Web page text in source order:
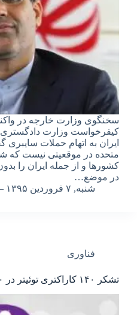
سخنگوی وزارت خارجه در
کیفرخواست وزارت دادگستری
ایران به اتهام حملات سایبری
متحده در موقعیتی نیست که
کشورها و از جمله ایران را
در موضع…
شنبه, ۷ فروردین ۱۳۹۵ – ۱۳:۴۶
فناوری
تشکر ۱۴۰ کاراکتری توئیتر در ۱۰ سالگی